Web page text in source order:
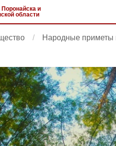
Поронайска и
области
Народные приметы